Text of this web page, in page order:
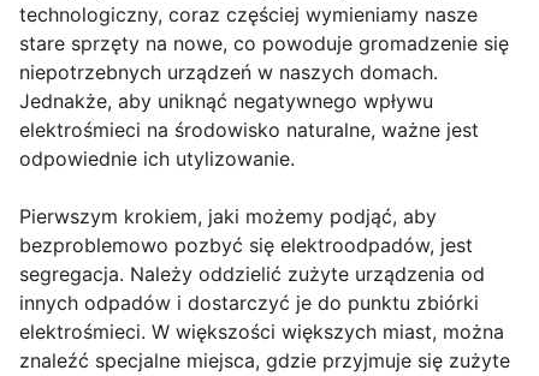
technologiczny, coraz częściej wymieniamy nasze
stare sprzęty na nowe, co powoduje gromadzenie się
niepotrzebnych urządzeń w naszych domach.
Jednakże, aby uniknąć negatywnego wpływu
elektrośmieci na środowisko naturalne, ważne jest
odpowiednie ich utylizowanie.
Pierwszym krokiem, jaki możemy podjąć, aby
bezproblemowo pozbyć się elektroodpadów, jest
segregacja. Należy oddzielić zużyte urządzenia od
innych odpadów i dostarczyć je do punktu zbiórki
elektrośmieci. W większości większych miast, można
znaleźć specjalne miejsca, gdzie przyjmuje się zużyte